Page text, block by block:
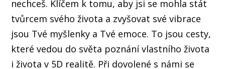
nechceš. Klíčem k tomu, aby jsi se mohla stát
tvůrcem svého života a zvyšovat své vibrace
jsou Tvé myšlenky a Tvé emoce. To jsou cesty,
které vedou do světa poznání vlastního života
i života v 5D realitě. Při dovolené s námi se